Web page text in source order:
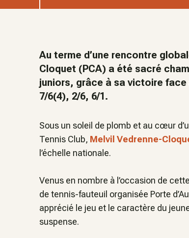
Au terme d’une rencontre
Cloquet (PCA) a été sacré
juniors, grâce à sa victoire
7/6(4), 2/6, 6/1.
Sous un soleil de plomb et au cœur
Tennis Club, Melvil Vedrenne-
l’échelle nationale.
Venus en nombre à l’occasion de
de tennis-fauteuil organisée Porte
apprécié le jeu et le caractère du
suspense.